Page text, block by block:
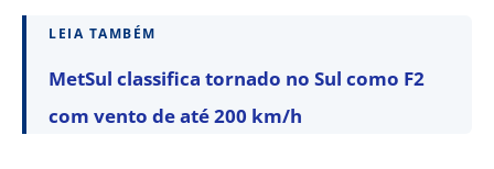
LEIA TAMBÉM
MetSul classifica tornado no Sul como F2
com vento de até 200 km/h